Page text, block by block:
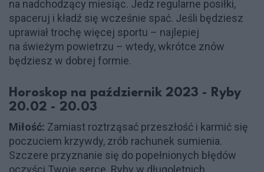
na nadchodzący miesiąc. Jedz regularne posiłki,
spaceruj i kładź się wcześnie spać. Jeśli będziesz
uprawiał trochę więcej sportu – najlepiej
na świeżym powietrzu – wtedy, wkrótce znów
będziesz w dobrej formie.
Horoskop na październik 2023 - Ryby
20.02 - 20.03
Miłość: Zamiast roztrząsać przeszłość i karmić się
poczuciem krzywdy, zrób rachunek sumienia.
Szczere przyznanie się do popełnionych błędów
oczyści Twoje serce. Ryby w długoletnich